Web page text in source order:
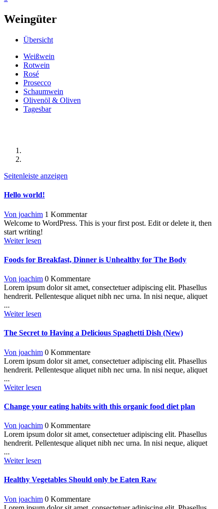
Weingüter
Übersicht
Weißwein
Rotwein
Rosé
Prosecco
Schaumwein
Olivenöl & Oliven
Tagesbar
Seitenleiste anzeigen
Hello world!
Von joachim 1 Kommentar
Welcome to WordPress. This is your first post. Edit or delete it, then
start writing!
Weiter lesen
Foods for Breakfast, Dinner is Unhealthy for The Body
Von joachim 0 Kommentare
Lorem ipsum dolor sit amet, consectetuer adipiscing elit. Phasellus
hendrerit. Pellentesque aliquet nibh nec urna. In nisi neque, aliquet
...
Weiter lesen
The Secret to Having a Delicious Spaghetti Dish (New)
Von joachim 0 Kommentare
Lorem ipsum dolor sit amet, consectetuer adipiscing elit. Phasellus
hendrerit. Pellentesque aliquet nibh nec urna. In nisi neque, aliquet
...
Weiter lesen
Change your eating habits with this organic food diet plan
Von joachim 0 Kommentare
Lorem ipsum dolor sit amet, consectetuer adipiscing elit. Phasellus
hendrerit. Pellentesque aliquet nibh nec urna. In nisi neque, aliquet
...
Weiter lesen
Healthy Vegetables Should only be Eaten Raw
Von joachim 0 Kommentare